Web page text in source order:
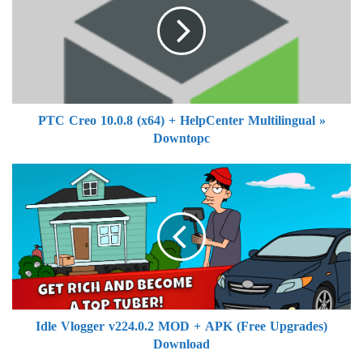
0
8
(
x
4
)
H
e
PTC Creo 10.0.8 (x64) + HelpCenter Multilingual »
Downtopc
d
e
V
l
g
g
Idle Vlogger v224.0.2 MOD + APK (Free Upgrades)
Download